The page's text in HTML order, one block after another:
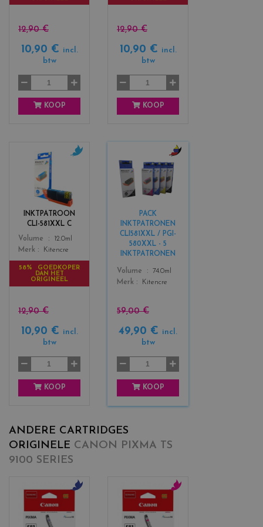
o
12,90 €
10,90 €
incl.
btw
KOOP
n
12,90 €
10,90 €
incl.
btw
KOOP
INKTPATROON
CLI-581XXL C
Color
o
r
s
c
a
Volume
12.0ml
Merk
Kitencre
58% GOEDKOPER
DAN HET
ORIGINEEL
12,90 €
10,90 €
incl.
btw
KOOP
PACK
INKTPATRONEN
CLI581XXL / PGI-
580XXL - 5
INKTPATRONEN
Color
c
o
l
s
_
l
Volume
74.0ml
Merk
Kitencre
59,00 €
49,90 €
incl.
btw
KOOP
ANDERE CARTRIDGES
ORIGINELE CANON PIXMA TS
9100 SERIES
o
o